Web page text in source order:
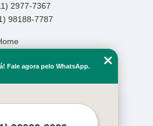
2977-7367
98188-7787
Fale agora pelo WhatsApp.